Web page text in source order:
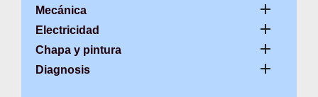
Mecánica 
Electricidad 
Chapa y pintura 
Diagnosis 